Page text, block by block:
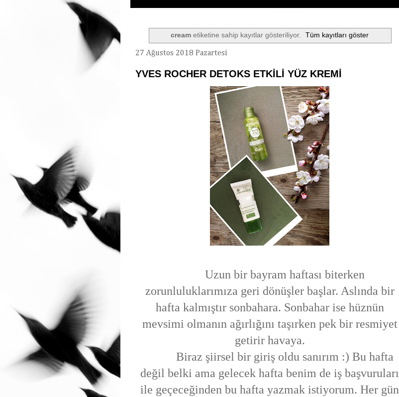
creametiketine sahip kayıtlar gösteriliyor. Tüm kayıtları göster
27 Ağustos 2018 Pazartesi
YVES ROCHER DETOKS ETKİLİ YÜZ KREMİ
Uzun bir bayram haftası biterken
zorunluluklarımıza geri dönüşler başlar. Aslında bir
hafta kalmıştır sonbahara. Sonbahar ise hüznün
mevsimi olmanın ağırlığını taşırken pek bir resmiyet
getirir havaya.
Biraz şiirsel bir giriş oldu sanırım :) Bu hafta
değil belki ama gelecek hafta benim de iş başvuruları
ile geçeceğinden bu hafta yazmak istiyorum. Her gün